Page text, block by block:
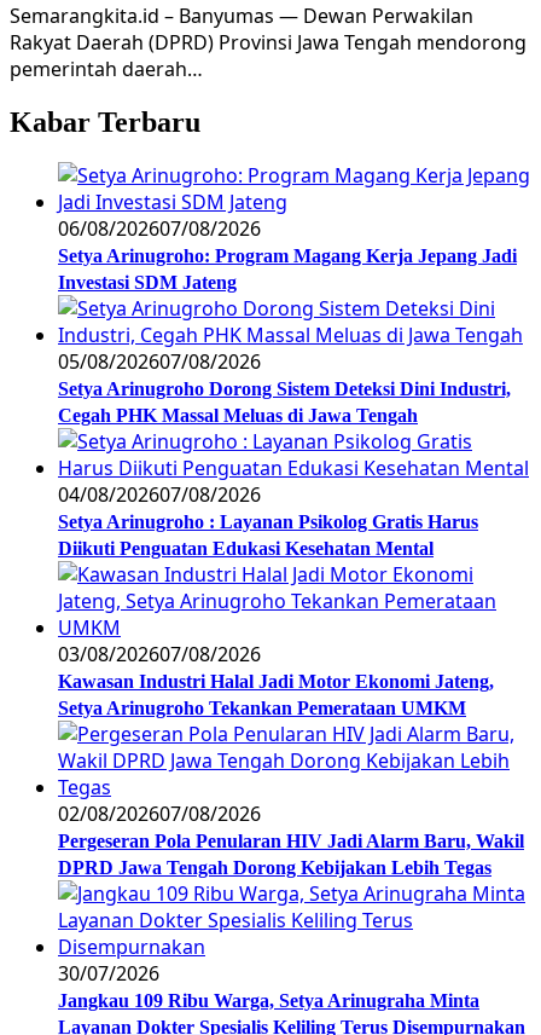
Semarangkita.id – Banyumas — Dewan Perwakilan
Rakyat Daerah (DPRD) Provinsi Jawa Tengah mendorong
pemerintah daerah…
Kabar Terbaru
06/08/202607/08/2026
Setya Arinugroho: Program Magang Kerja Jepang Jadi
Investasi SDM Jateng
05/08/202607/08/2026
Setya Arinugroho Dorong Sistem Deteksi Dini Industri,
Cegah PHK Massal Meluas di Jawa Tengah
04/08/202607/08/2026
Setya Arinugroho : Layanan Psikolog Gratis Harus
Diikuti Penguatan Edukasi Kesehatan Mental
03/08/202607/08/2026
Kawasan Industri Halal Jadi Motor Ekonomi Jateng,
Setya Arinugroho Tekankan Pemerataan UMKM
02/08/202607/08/2026
Pergeseran Pola Penularan HIV Jadi Alarm Baru, Wakil
DPRD Jawa Tengah Dorong Kebijakan Lebih Tegas
30/07/2026
Jangkau 109 Ribu Warga, Setya Arinugraha Minta
Layanan Dokter Spesialis Keliling Terus Disempurnakan